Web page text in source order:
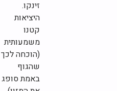
זינקו.
היציאות
קטנו
משמעותית
(הוכחה לכך
שהגוף
באמת סופג